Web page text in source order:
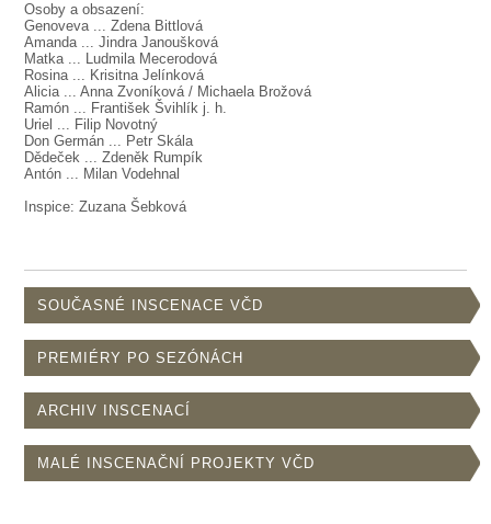
SOUBOR
DÁLE NABÍZÍME
Osoby a obsazení:
Genoveva ... Zdena Bittlová
Amanda ... Jindra Janoušková
Matka ... Ludmila Mecerodová
Rosina ... Krisitna Jelínková
Alicia ... Anna Zvoníková / Michaela Brožová
Ramón ... František Švihlík j. h.
Uriel ... Filip Novotný
Don Germán ... Petr Skála
Dědeček ... Zdeněk Rumpík
Antón ... Milan Vodehnal
Inspice: Zuzana Šebková
SOUČASNÉ INSCENACE VČD
PREMIÉRY PO SEZÓNÁCH
ARCHIV INSCENACÍ
MALÉ INSCENAČNÍ PROJEKTY VČD